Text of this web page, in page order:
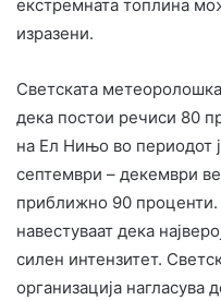
екстремната топлина
изразени.
Светската
дека постои речиси 80
на Ел Нињо во периодот
септември – декември
приближно 90 проценти.
навестуваат дека
силен интензитет.
организација нагласува